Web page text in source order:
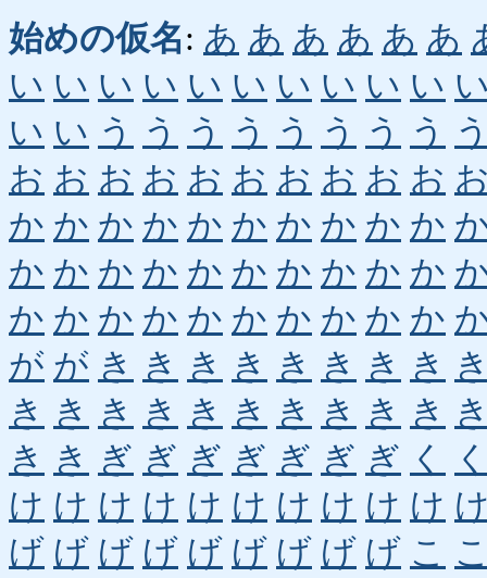
始めの仮名: あ あ あ あ あ あ
い い い い い い い い い い
い い う う う う う う う う
お お お お お お お お お お
か か か か か か か か か か
か か か か か か か か か か
か か か か か か か か か か
が が き き き き き き き き
き き き き き き き き き き
き き ぎ ぎ ぎ ぎ ぎ ぎ ぎ く
け け け け け け け け け け
げ げ げ げ げ げ げ げ げ こ